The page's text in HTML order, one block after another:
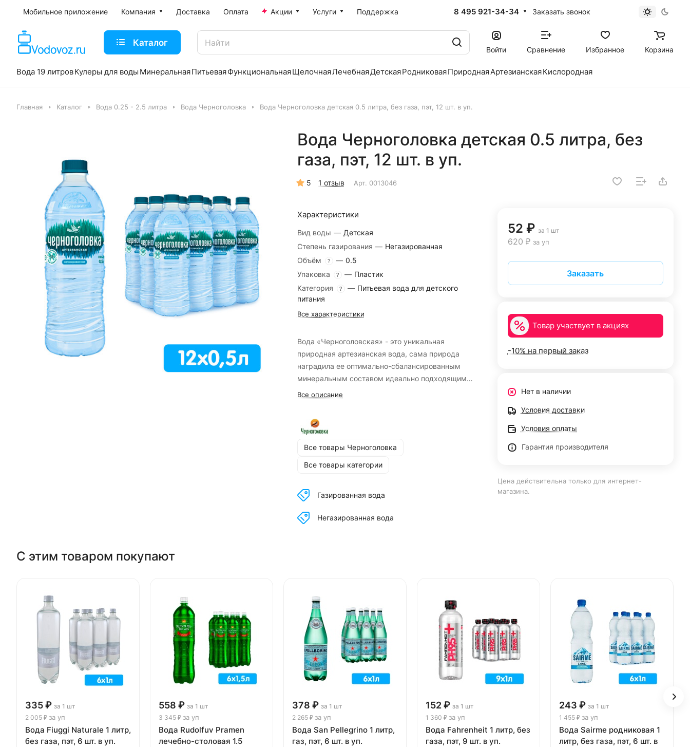
Мобильное приложение Компания Доставка Оплата Акции Услуги Поддержка 8 495 921-34-34 Заказать звонок
Каталог
Войти Сравнение Избранное Корзина
Вода 19 литровКулеры для воды МинеральнаяПитьеваяФункциональнаяЩелочнаяЛечебнаяДетскаяРодниковаяПрироднаяАртезианскаяКислородная
Главная Каталог Вода 0.25 - 2.5 литра Вода Черноголовка Вода Черноголовка детская 0.5 литра, без газа, пэт, 12 шт. в уп.
Вода Черноголовка детская 0.5 литра, без
газа, пэт, 12 шт. в уп.
5 1 отзыв Арт. 0013046
Характеристики
Вид воды — Детская
Степень газирования — Негазированная
Объём
? — 0.5
Упаковка
? — Пластик
Категория
? — Питьевая вода для детского
питания
Все характеристики
Вода «Черноголовская» - это уникальная
природная артезианская вода, сама природа
наградила ее оптимально-сбалансированным
минеральным составом идеально подходящим
для человеческого организма.
Все описание
Все товары Черноголовка
Все товары категории
Газированная вода
Негазированная вода
52 ₽ за 1 шт
620 ₽ за уп
Заказать
Товар участвует в акциях
-10% на первый заказ
Нет в наличии
Условия доставки
Условия оплаты
Гарантия производителя
Цена действительна только для интернет-
магазина.
С этим товаром покупают
335 ₽ за 1 шт
2 005 ₽ за уп
Вода Fiuggi Naturale 1 литр,
без газа, пэт, 6 шт. в уп.
558 ₽ за 1 шт
3 345 ₽ за уп
Вода Rudolfuv Pramen
лечебно-столовая 1.5
378 ₽ за 1 шт
2 265 ₽ за уп
Вода San Pellegrino 1 литр,
газ, пэт, 6 шт. в уп.
152 ₽ за 1 шт
1 360 ₽ за уп
Вода Fahrenheit 1 литр, без
газа, пэт, 9 шт. в уп.
243 ₽ за 1 шт
1 455 ₽ за уп
Вода Sairme родниковая 1
литр, без газа, пэт, 6 шт. в